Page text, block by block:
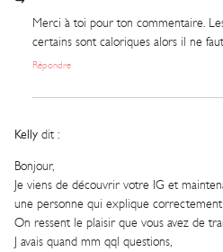
Merci à toi pour ton commentaire.
certains sont caloriques alors il ne
Répondre
Kelly dit :
Bonjour,
Je viens de découvrir votre IG et
une personne qui explique
On ressent le plaisir que vous avez de
J avais quand mm qql questions,